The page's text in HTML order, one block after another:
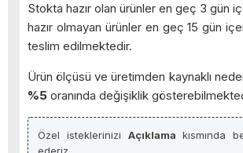
Stokta hazır olan ürünler en geç 3 gün
hazır olmayan ürünler en geç 15 gün
teslim edilmektedir.
Ürün ölçüsü ve üretimden kaynaklı
%5 oranında değişiklik
Özel isteklerinizi Açıklama kısmında